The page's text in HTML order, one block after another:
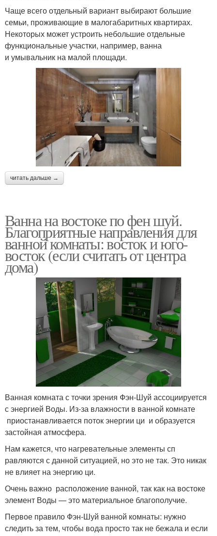
Чаще всего отдельный вариант выбирают большие
семьи, проживающие в малогабаритных квартирах.
Некоторых может устроить небольшие отдельные
функциональные участки, например, ванна
и умывальник на малой площади.
читать дальше →
Ванна на востоке по фен шуй.
Благоприятные направления для
ванной комнаты: восток и юго-
восток (если считать от центра
дома)
Ванная комната с точки зрения Фэн-Шуй ассоциируется
с энергией Воды. Из-за влажности в ванной комнате
приостанавливается поток энергии ци и образуется
застойная атмосфера.
Нам кажется, что нагревательные элементы сп
равляются с данной ситуацией, но это не так. Это никак
не влияет на энергию ци.
Очень важно расположение ванной, так как на востоке
элемент Воды — это материальное благополучие.
Первое правило Фэн-Шуй ванной комнаты: нужно
следить за тем, чтобы вода просто так не бежала и если